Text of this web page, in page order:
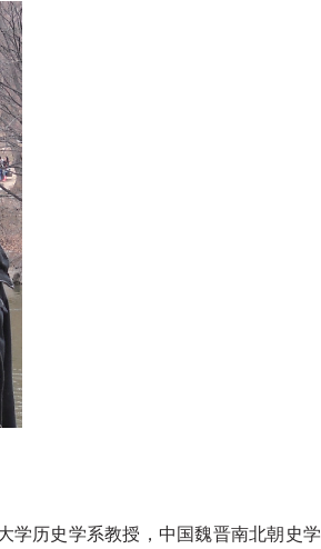
学历史学系教授，中 国魏晋南北朝史学